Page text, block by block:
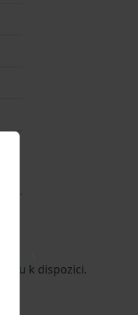
k dispozici.